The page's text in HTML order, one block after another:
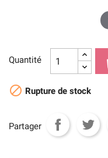
Quantité
 Rupture de stock
Partager